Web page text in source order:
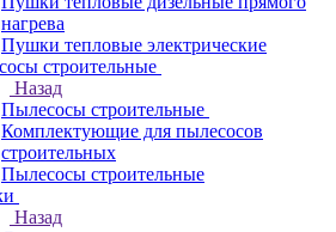
нагрева
Пушки тепловые электрические
строительные
Назад
Пылесосы строительные
Комплектующие для пылесосов
строительных
Пылесосы строительные
Назад